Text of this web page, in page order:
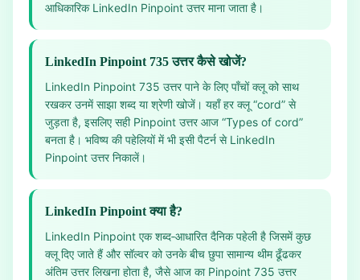
आधिकारिक LinkedIn Pinpoint उत्तर माना जाता है।
LinkedIn Pinpoint 735 उत्तर कैसे खोजें?
LinkedIn Pinpoint 735 उत्तर पाने के लिए पाँचों क्लू को साथ
रखकर उनमें साझा शब्द या श्रेणी खोजें। यहाँ हर क्लू “cord” से
जुड़ता है, इसलिए सही Pinpoint उत्तर आज “Types of cord”
बनता है। भविष्य की पहेलियों में भी इसी पैटर्न से LinkedIn
Pinpoint उत्तर निकालें।
LinkedIn Pinpoint क्या है?
LinkedIn Pinpoint एक शब्द‑आधारित दैनिक पहेली है जिसमें कुछ
क्लू दिए जाते हैं और सॉल्वर को उनके बीच छुपा सामान्य थीम ढूँढकर
अंतिम उत्तर लिखना होता है, जैसे आज का Pinpoint 735 उत्तर